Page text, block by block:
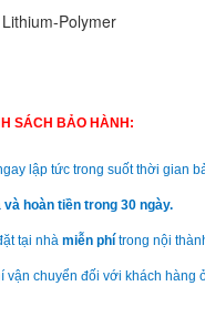
Polymer
SÁCH BẢO HÀNH:
lập tức trong suốt thời gian
và hoàn tiền trong 30 ngày.
tại nhà miễn phí trong nội
vận chuyển đối với khách hàng